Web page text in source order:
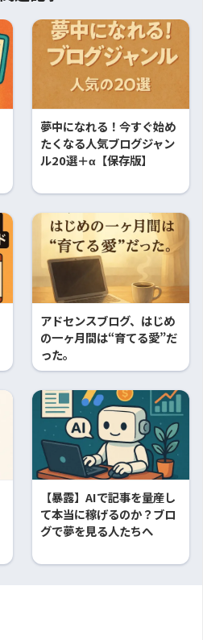
夢中になれる！今すぐ始め
たくなる人気ブログジャン
ル20選＋α【保存版】
アドセンスブログ、はじめ
の一ヶ月間は“育てる愛”だ
った。
【暴露】AIで記事を量産し
て本当に稼げるのか？ブロ
グで夢を見る人たちへ